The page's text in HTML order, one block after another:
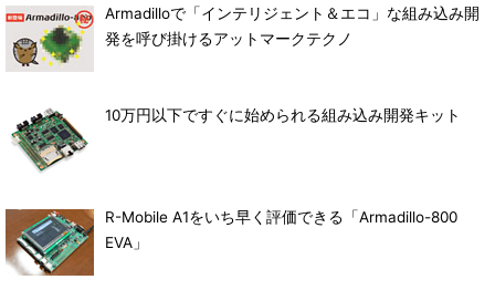
Armadilloで「インテリジェント＆エコ」な組み込み開
発を呼び掛けるアットマークテクノ
10万円以下ですぐに始められる組み込み開発キット
R-Mobile A1をいち早く評価できる「Armadillo-800
EVA」